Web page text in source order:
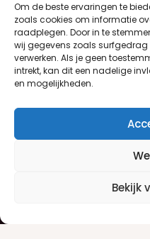
Om de beste ervaringen te
zoals cookies om informatie
raadplegen. Door in te
wij gegevens zoals surfgedrag
verwerken. Als je geen
intrekt, kan dit een nadelige
en mogelijkheden.
Bekijk